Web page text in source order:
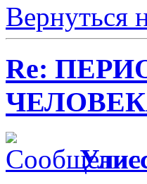
Вернуться
Re: